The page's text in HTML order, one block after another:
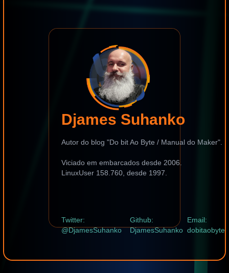
Djames Suhanko
Autor do blog "Do bit Ao Byte / Manual do Maker".
Viciado em embarcados desde 2006.
LinuxUser 158.760, desde 1997.
Twitter:
@DjamesSuhanko
Github:
DjamesSuhanko
Email: